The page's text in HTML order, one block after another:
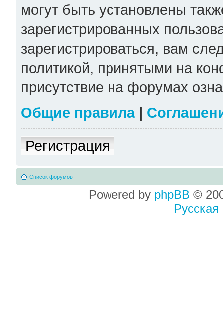
могут быть установлены
зарегистрированных
зарегистрироваться, вам
политикой, принятыми на
присутствие на форумах
Общие правила|
Регистрация
Список форумов
Powered by phpBB ©